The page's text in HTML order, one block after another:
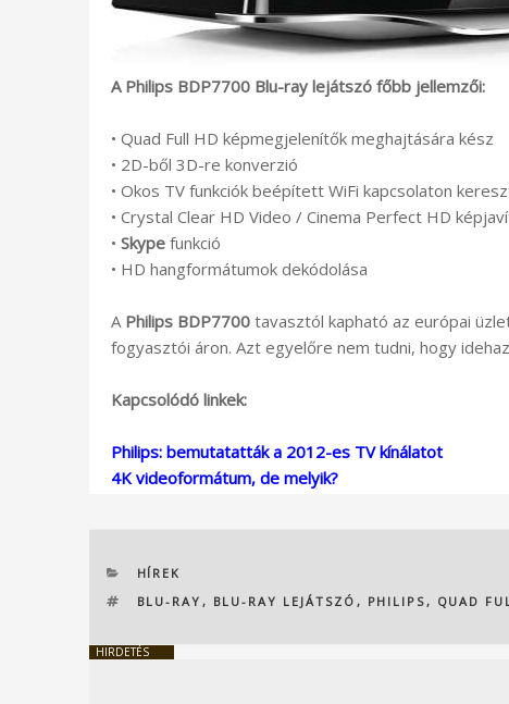
A Philips BDP7700 Blu-ray lejátszó főbb jellemzői:
• Quad Full HD képmegjelenítők meghajtására kész
• 2D-ből 3D-re konverzió
• Okos TV funkciók beépített WiFi kapcsolaton
• Crystal Clear HD Video / Cinema Perfect HD
• Skype funkció
• HD hangformátumok dekódolása
A Philips BDP7700 tavasztól kapható az európai
fogyasztói áron. Azt egyelőre nem tudni, hogy
Kapcsolódó linkek:
Philips: bemutatatták a 2012-es TV kínálatot
4K videoformátum, de melyik?
KATEGÓRIÁK
HÍREK
CÍMKÉK
BLU-RAY , BLU-RAY LEJÁTSZÓ , PHILIPS , QUAD
HIRDETÉS